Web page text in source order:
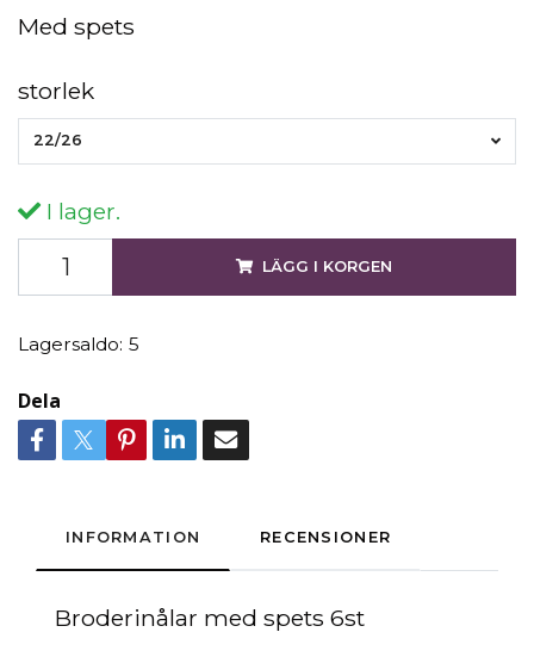
Med spets
storlek
22/26
I lager.
LÄGG I KORGEN
Lagersaldo: 5
Dela
INFORMATION RECENSIONER
Broderinålar med spets 6st